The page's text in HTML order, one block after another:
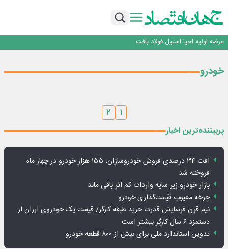
رونمایی فولاد غدیر نی ریز از سامانه ی « آقای پولاد»
نمایشگاهی برگزار می‌شود
عرضه اولیه احیا استیل فولاد بافت
ورق گرم مبارکه به پروژه های انتقال آب رسید
رونمایی فولاد غدیر نی ریز از سامانه ی « آقای پولاد»
خودرو
۱
۲
پربیننده‌ترین اخبار
افت ۳۴ درصدی فروش خودروسازان؛ ۱۵۵ هزار خودرو در چهار ماه
فروخته شد
بازار خودرو زیر سایه واردات کم اثر باقی ماند
چرخه معیوب قیمت‌گذاری خودرو
نیم قرن فرسایش قدرت خرید طبقه کارگر/ قیمت یک خودروی ارزان از
دستمزد ۶ سال کارگر بیشتر است
تدوین استاندارد ملی برای بیش از ۸۰۰ قطعه خودرو